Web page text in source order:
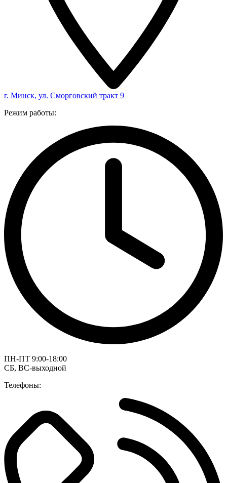
г. Минск, ул. Сморговский тракт 9
Режим работы:
ПН-ПТ 9:00-18:00
СБ, ВС-выходной
Телефоны: